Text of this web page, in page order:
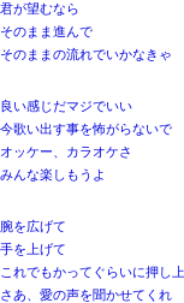
君が望むなら
そのまま進んで
そのままの流れでいかなきゃ
良い感じだマジでいい
今歌い出す事を怖がらないで
オッケー、カラオケさ
みんな楽しもうよ
腕を広げて
手を上げて
これでもかってぐらいに押し
さあ、愛の声を聞かせてくれ